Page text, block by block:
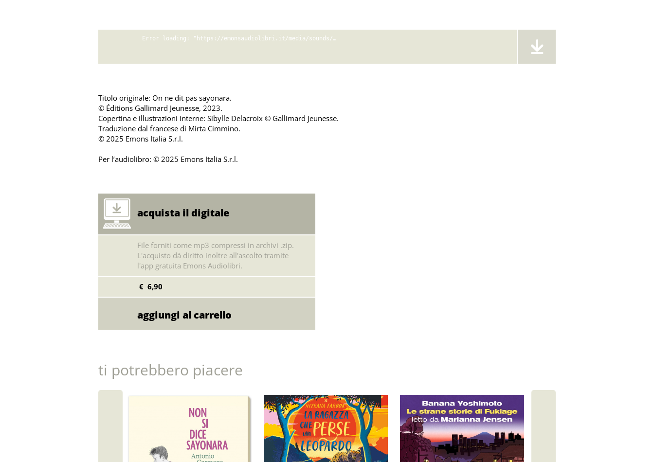
Error loading: "https://emonsaudiolibri.it/media/sounds/audio/samplenonsidicesayonar.mp3"
Titolo originale: On ne dit pas sayonara.
© Éditions Gallimard Jeunesse, 2023.
Copertina e illustrazioni interne: Sibylle Delacroix © Gallimard Jeunesse.
Traduzione dal francese di Mirta Cimmino.
© 2025 Emons Italia S.r.l.
Per l’audiolibro: © 2025 Emons Italia S.r.l.
acquista il digitale
File forniti come mp3 compressi in archivi .zip.
L'acquisto dà diritto inoltre all'ascolto tramite
l'app gratuita Emons Audiolibri.
€ 6,90
ti potrebbero piacere